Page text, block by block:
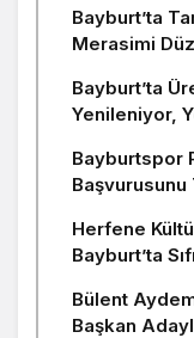
Bayburt’ta
Merasimi
Bayburt’ta
Yenileniyor,
Bayburtspor
Başvurusunu
Herfene
Bayburt’ta
Bülent
Başkan